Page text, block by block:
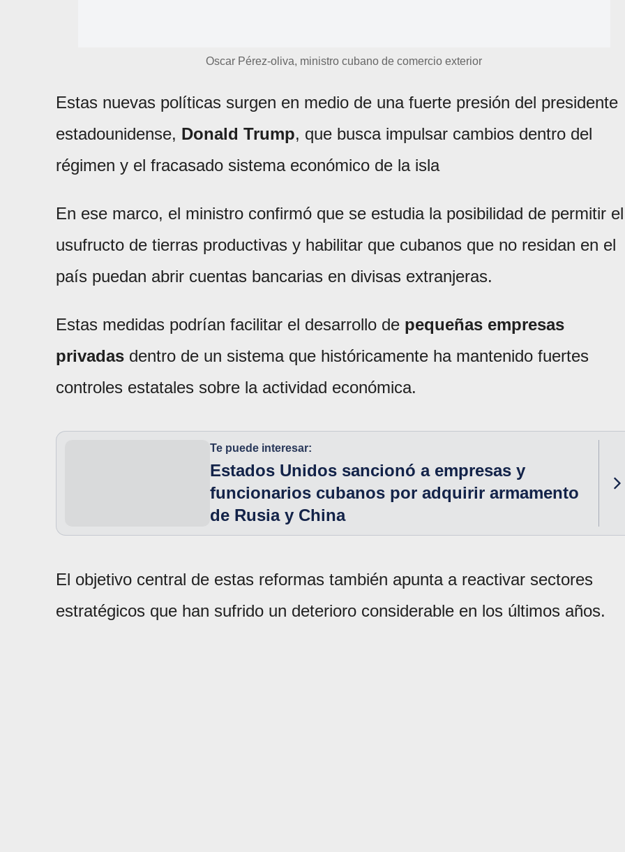
Oscar Pérez-oliva, ministro cubano de comercio exterior
Estas nuevas políticas surgen en medio de una fuerte presión del presidente
estadounidense, Donald Trump, que busca impulsar cambios dentro del
régimen y el fracasado sistema económico de la isla
En ese marco, el ministro confirmó que se estudia la posibilidad de permitir el
usufructo de tierras productivas y habilitar que cubanos que no residan en el
país puedan abrir cuentas bancarias en divisas extranjeras.
Estas medidas podrían facilitar el desarrollo de pequeñas empresas
privadas dentro de un sistema que históricamente ha mantenido fuertes
controles estatales sobre la actividad económica.
Te puede interesar:
Estados Unidos sancionó a empresas y
funcionarios cubanos por adquirir armamento
de Rusia y China
El objetivo central de estas reformas también apunta a reactivar sectores
estratégicos que han sufrido un deterioro considerable en los últimos años.